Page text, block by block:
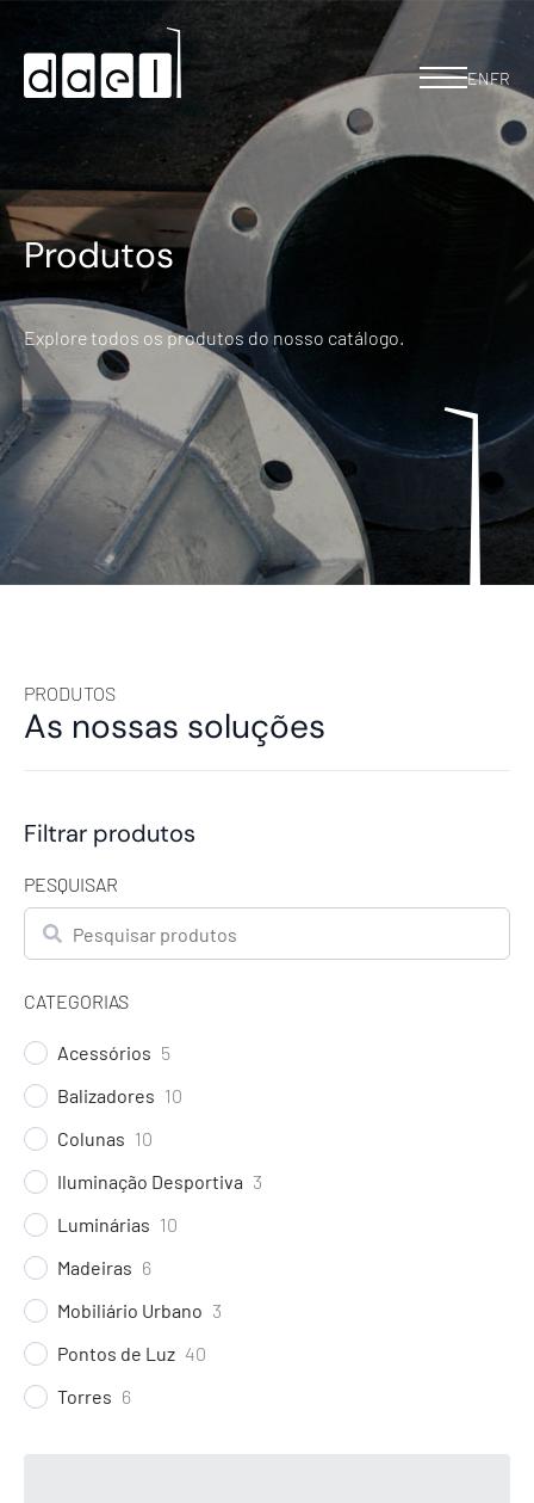
ENFR
Produtos
Explore todos os produtos do nosso catálogo.
PRODUTOS
As nossas soluções
Filtrar produtos
PESQUISAR
Pesquisar
CATEGORIAS
Acessórios 5
Balizadores 10
Colunas 10
Iluminação Desportiva 3
Luminárias 10
Madeiras 6
Mobiliário Urbano 3
Pontos de Luz 40
Torres 6